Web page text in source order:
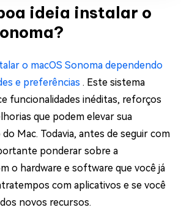
ideia instalar o
o macOS Sonoma dependendo
e preferências . Este sistema
funcionalidades inéditas, reforços
que podem elevar sua
Mac. Todavia, antes de seguir com
ponderar sobre a
o hardware e software que você já
com aplicativos e se você
novos recursos.